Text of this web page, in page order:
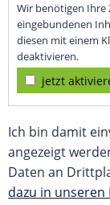
Wir benötigen Ihre
eingebundenen
diesen mit einem
deaktivieren.
jetzt
Ich bin damit
angezeigt
Daten an
dazu in